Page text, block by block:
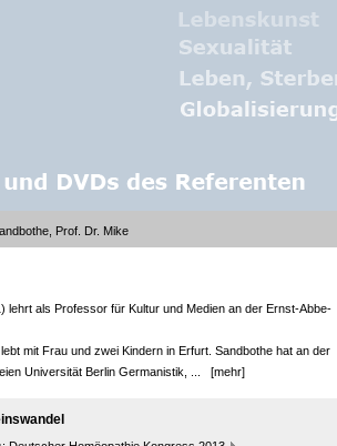
Prof. Dr. Mike
lehrt als Professor für Kultur und Medien an der Ernst-Abbe-
mit Frau und zwei Kindern in Erfurt. Sandbothe hat an der
Universität Berlin Germanistik, ... [mehr]